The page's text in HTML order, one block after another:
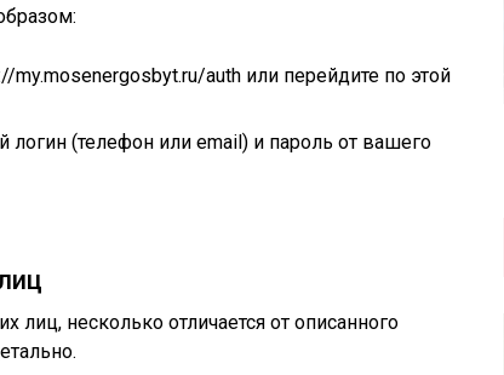
auth или перейдите по этой
(телефон или email) и пароль от вашего
лиц, несколько отличается от описанного